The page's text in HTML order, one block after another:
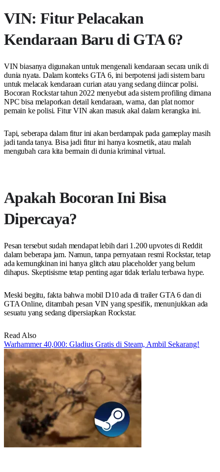
VIN: Fitur Pelacakan
Kendaraan Baru di GTA 6?
VIN biasanya digunakan untuk mengenali kendaraan secara unik di
dunia nyata. Dalam konteks GTA 6, ini berpotensi jadi sistem baru
untuk melacak kendaraan curian atau yang sedang diincar polisi.
Bocoran Rockstar tahun 2022 menyebut ada sistem profiling dimana
NPC bisa melaporkan detail kendaraan, warna, dan plat nomor
pemain ke polisi. Fitur VIN akan masuk akal dalam kerangka ini.
Tapi, seberapa dalam fitur ini akan berdampak pada gameplay masih
jadi tanda tanya. Bisa jadi fitur ini hanya kosmetik, atau malah
mengubah cara kita bermain di dunia kriminal virtual.
Apakah Bocoran Ini Bisa
Dipercaya?
Pesan tersebut sudah mendapat lebih dari 1.200 upvotes di Reddit
dalam beberapa jam. Namun, tanpa pernyataan resmi Rockstar, tetap
ada kemungkinan ini hanya glitch atau placeholder yang belum
dihapus. Skeptisisme tetap penting agar tidak terlalu terbawa hype.
Meski begitu, fakta bahwa mobil D10 ada di trailer GTA 6 dan di
GTA Online, ditambah pesan VIN yang spesifik, menunjukkan ada
sesuatu yang sedang dipersiapkan Rockstar.
Read Also
Warhammer 40,000: Gladius Gratis di Steam, Ambil Sekarang!